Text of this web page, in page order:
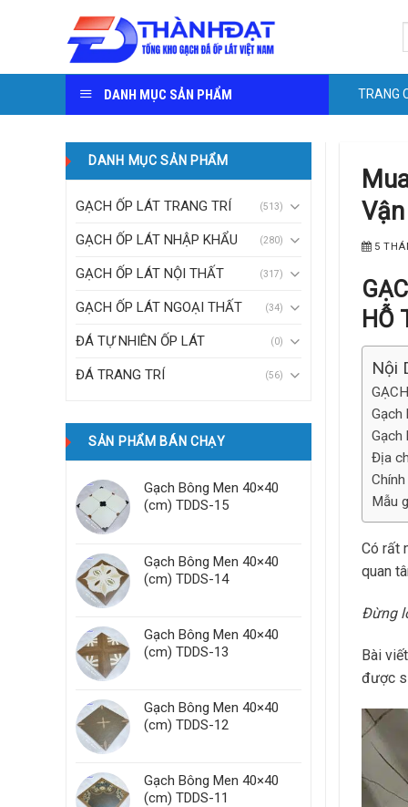
DANH MỤC SẢN PHẨM TRANG
DANH MỤC SẢN PHẨM
GẠCH ỐP LÁT TRANG TRÍ (513)
GẠCH ỐP LÁT NHẬP KHẨU (280)
GẠCH ỐP LÁT NỘI THẤT (317)
GẠCH ỐP LÁT NGOẠI THẤT (34)
ĐÁ TỰ NHIÊN ỐP LÁT (0)
ĐÁ TRANG TRÍ (56)
SẢN PHẨM BÁN CHẠY
Gạch Bông Men 40×40
(cm) TDDS-15
Gạch Bông Men 40×40
(cm) TDDS-14
Gạch Bông Men 40×40
(cm) TDDS-13
Gạch Bông Men 40×40
(cm) TDDS-12
Gạch Bông Men 40×40
(cm) TDDS-11
5
HỖ
Nội
Gạch
Gạch
Địa
Mẫu
Có rất
quan
Đừng
Bài
được